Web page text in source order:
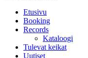
Etusivu
Booking
Records
Kataloogi
Tulevat keikat
Uutiset